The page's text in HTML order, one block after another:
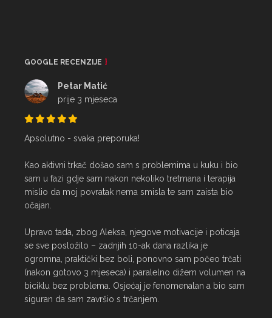
GOOGLE RECENZIJE
Petar Matić
prije 3 mjeseca
Apsolutno - svaka preporuka!
Kao aktivni trkač došao sam s problemima u kuku i bio
sam u fazi gdje sam nakon nekoliko tretmana i terapija
mislio da moj povratak nema smisla te sam zaista bio
očajan.
Upravo tada, zbog Aleksa, njegove motivacije i poticaja
se sve posložilo – zadnjih 10-ak dana razlika je
ogromna, praktički bez boli, ponovno sam počeo trčati
(nakon gotovo 3 mjeseca) i paralelno dižem volumen na
biciklu bez problema. Osjećaj je fenomenalan a bio sam
siguran da sam završio s trčanjem.